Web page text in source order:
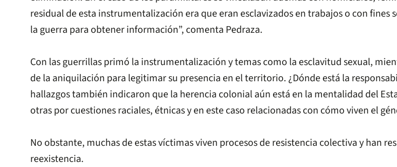
residual de esta instrumentalización era que eran esclavizados en trabajos o con
la guerra para obtener información”, comenta Pedraza.
Con las guerrillas primó la instrumentalización y temas como la esclavitud sexual,
de la aniquilación para legitimar su presencia en el territorio. ¿Dónde está la
hallazgos también indicaron que la herencia colonial aún está en la mentalidad del
otras por cuestiones raciales, étnicas y en este caso relacionadas con cómo viven el
No obstante, muchas de estas víctimas viven procesos de resistencia colectiva y han
reexistencia.